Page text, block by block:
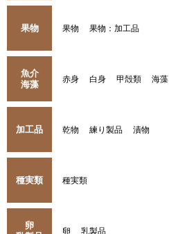
果物 果物 果物：加工品
魚介
海藻
赤身 白身 甲殻類 海藻
加工品 乾物 練り製品 漬物
種実類 種実類
卵
卵 乳製品